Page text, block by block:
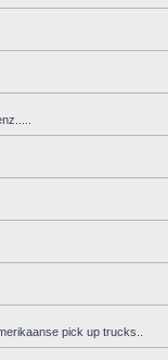
pick up trucks..